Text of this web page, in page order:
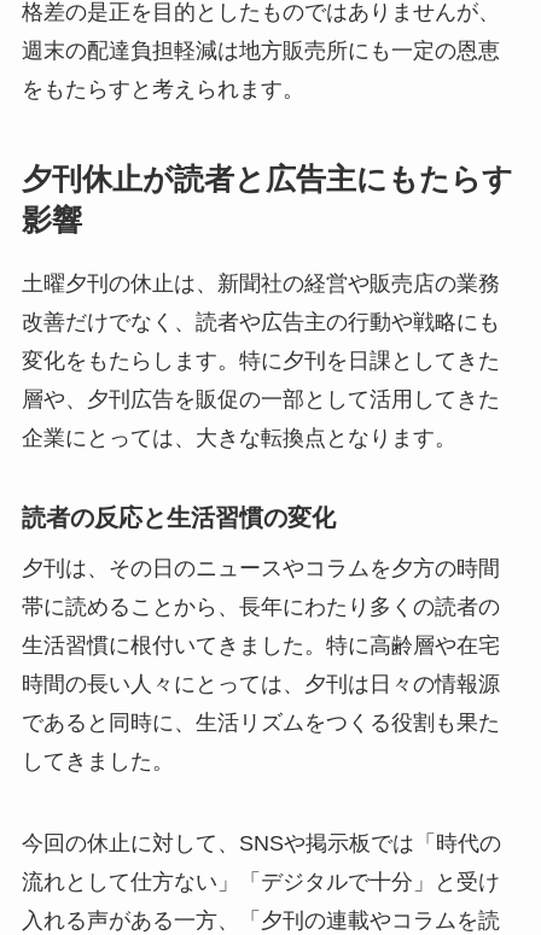
格差の是正を目的としたものではありませんが、
週末の配達負担軽減は地方販売所にも一定の恩恵
をもたらすと考えられます。
夕刊休止が読者と広告主にもたらす
影響
土曜夕刊の休止は、新聞社の経営や販売店の業務
改善だけでなく、読者や広告主の行動や戦略にも
変化をもたらします。特に夕刊を日課としてきた
層や、夕刊広告を販促の一部として活用してきた
企業にとっては、大きな転換点となります。
読者の反応と生活習慣の変化
夕刊は、その日のニュースやコラムを夕方の時間
帯に読めることから、長年にわたり多くの読者の
生活習慣に根付いてきました。特に高齢層や在宅
時間の長い人々にとっては、夕刊は日々の情報源
であると同時に、生活リズムをつくる役割も果た
してきました。
今回の休止に対して、SNSや掲示板では「時代の
流れとして仕方ない」「デジタルで十分」と受け
入れる声がある一方、「夕刊の連載やコラムを読